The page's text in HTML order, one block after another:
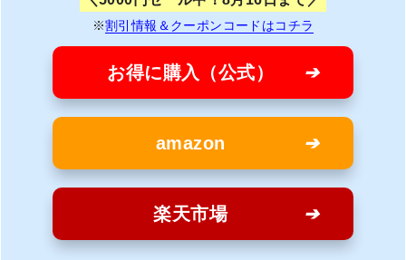
※割引情報＆クーポンコードはコチラ
お得に購入（公式）
amazon
楽天市場